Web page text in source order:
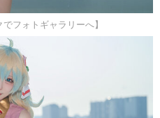
フォトギャラリーへ】